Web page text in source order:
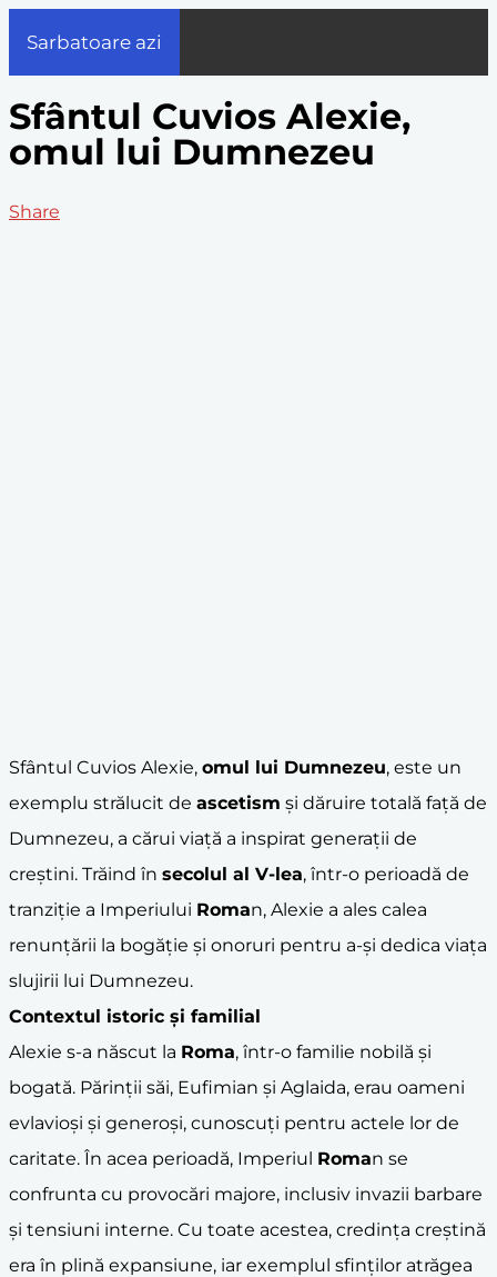
Sarbatoare azi
Sfântul Cuvios Alexie,
omul lui Dumnezeu
Share
Sfântul Cuvios Alexie, omul lui Dumnezeu, este un
exemplu strălucit de ascetism și dăruire totală față de
Dumnezeu, a cărui viață a inspirat generații de
creștini. Trăind în secolul al V-lea, într-o perioadă de
tranziție a Imperiului Roman, Alexie a ales calea
renunțării la bogăție și onoruri pentru a-și dedica viața
slujirii lui Dumnezeu.
Contextul istoric și familial
Alexie s-a născut la Roma, într-o familie nobilă și
bogată. Părinții săi, Eufimian și Aglaida, erau oameni
evlavioși și generoși, cunoscuți pentru actele lor de
caritate. În acea perioadă, Imperiul Roman se
confrunta cu provocări majore, inclusiv invazii barbare
și tensiuni interne. Cu toate acestea, credința creștină
era în plină expansiune, iar exemplul sfinților atrăgea